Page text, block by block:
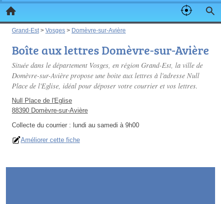
Grand-Est > Vosges > Domèvre-sur-Avière
Boîte aux lettres Domèvre-sur-Avière
Située dans le département Vosges, en région Grand-Est, la ville de
Domèvre-sur-Avière propose une boite aux lettres à l'adresse Null
Place de l'Eglise, idéal pour déposer votre courrier et vos lettres.
Null Place de l'Eglise
88390 Domèvre-sur-Avière
Collecte du courrier : lundi au samedi à 9h00
Améliorer cette fiche